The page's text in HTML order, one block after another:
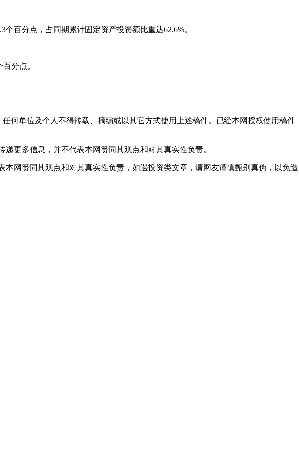
百分点，占同期累计固定资产投资额比重达62.6%。
分点。
何单位及个人不得转载、摘编或以其它方式使用上述稿件。已经本网授权使用稿件
更多信息，并不代表本网赞同其观点和对其真实性负责。
网赞同其观点和对其真实性负责，如遇投资类文章，请网友谨慎甄别真伪，以免造